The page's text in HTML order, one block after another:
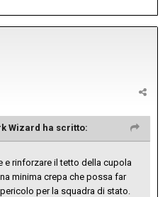
Wizard ha scritto:
e rinforzare il tetto della cupola
minima crepa che possa far
per la squadra di stato.